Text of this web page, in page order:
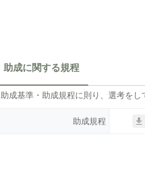
助成に関する規程
助成基準・助成規程に則り、選考をし
助成規程